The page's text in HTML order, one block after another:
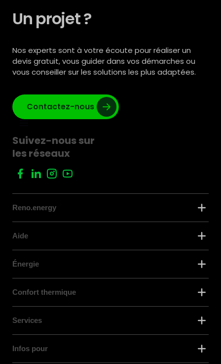
Un projet ?
Nos experts sont à votre écoute pour réaliser un
devis gratuit, vous guider dans vos démarches ou
vous conseiller sur les solutions les plus adaptées.
Contactez-nous
Suivez-nous sur
les réseaux
Reno.energy
Aide
Énergie
Confort thermique
Services
Infos pour